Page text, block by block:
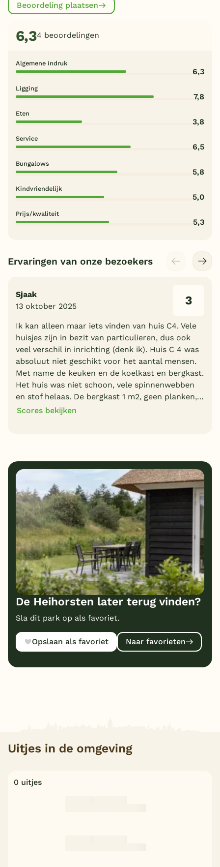
Beoordeling plaatsen
6,34 beoordelingen
Algemene indruk
6,3
Ligging
7,8
Eten
3,8
Service
6,5
Bungalows
5,8
Kindvriendelijk
5,0
Prijs/kwaliteit
5,3
Ervaringen van onze bezoekers
Sjaak
13 oktober 2025
3
Ik kan alleen maar iets vinden van huis C4. Vele
huisjes zijn in bezit van particulieren, dus ook
veel verschil in inrichting (denk ik). Huis C 4 was
absoluut niet geschikt voor het aantal mensen.
Met name de keuken en de koelkast en bergkast.
Het huis was niet schoon, vele spinnenwebben
en stof helaas. De bergkast 1 m2, geen planken,…
Scores bekijken
3 Kindvriendelijk
1 Prijs/kwaliteit
De Heihorsten later terug vinden?
Sla dit park op als favoriet.
Opslaan als favoriet Naar favorieten
Uitjes in de omgeving
0 uitjes